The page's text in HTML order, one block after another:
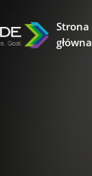
Strona
główna